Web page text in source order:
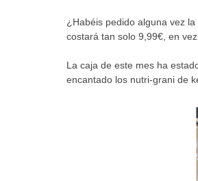
¿Habéis pedido alguna vez la
costará tan solo 9,99€, en
La caja de este mes ha
encantado los nutri-grani de